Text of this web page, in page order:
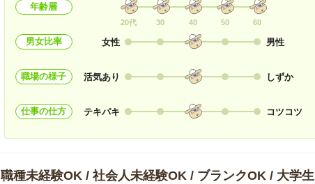
年齢層
20代 30 40 50 60
男女比率 女性 男性
職場の様子 活気あり しずか
仕事の仕方 テキパキ コツコツ
職種未経験OK / 社会人未経験OK / ブランクOK / 大学生